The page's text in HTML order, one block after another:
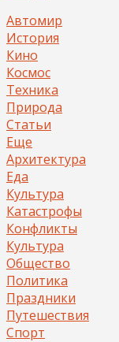
Автомир
История
Кино
Космос
Техника
Природа
Статьи
Еще
Архитектура
Еда
Культура
Катастрофы
Конфликты
Культура
Общество
Политика
Праздники
Путешествия
Спорт